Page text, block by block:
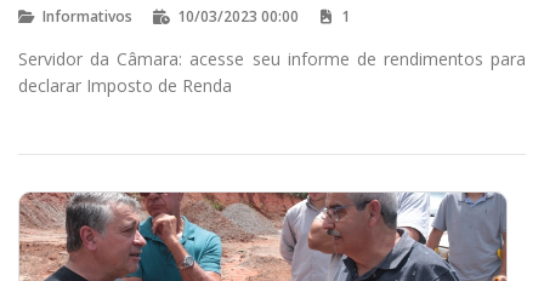
Informativos 10/03/2023 00:00 1
Servidor da Câmara: acesse seu informe de rendimentos para
declarar Imposto de Renda